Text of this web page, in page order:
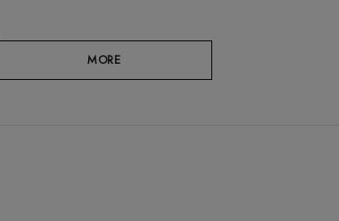
MORE